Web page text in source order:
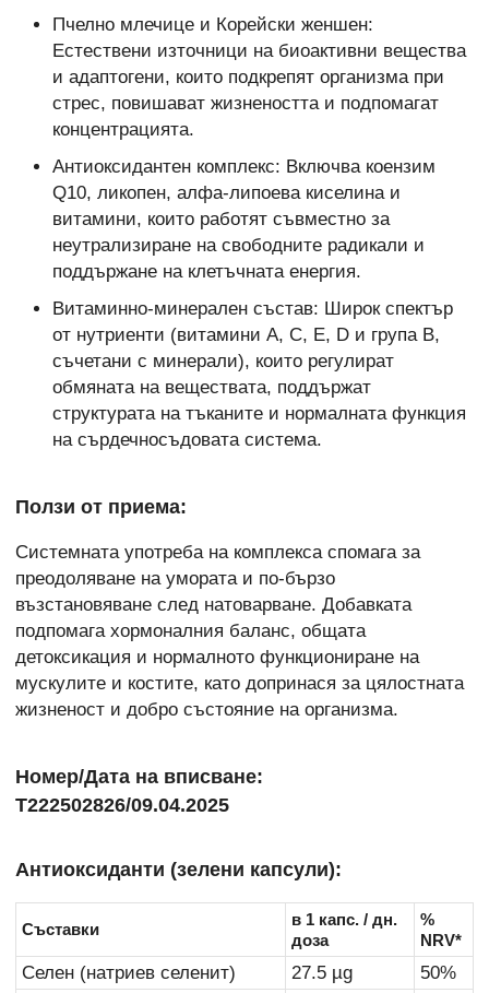
Пчелно млечице и Корейски женшен:
Естествени източници на биоактивни вещества
и адаптогени, които подкрепят организма при
стрес, повишават жизнеността и подпомагат
концентрацията.
Антиоксидантен комплекс: Включва коензим
Q10, ликопен, алфа-липоева киселина и
витамини, които работят съвместно за
неутрализиране на свободните радикали и
поддържане на клетъчната енергия.
Витаминно-минерален състав: Широк спектър
от нутриенти (витамини А, С, Е, D и група В,
съчетани с минерали), които регулират
обмяната на веществата, поддържат
структурата на тъканите и нормалната функция
на сърдечносъдовата система.
Ползи от приема:
Системната употреба на комплекса спомага за
преодоляване на умората и по-бързо
възстановяване след натоварване. Добавката
подпомага хормоналния баланс, общата
детоксикация и нормалното функциониране на
мускулите и костите, като допринася за цялостната
жизненост и добро състояние на организма.
Номер/Дата на вписване:
Т222502826/09.04.2025
Антиоксиданти (зелени капсули):
Съставки
в 1 капс. / дн.
доза
%
NRV*
Селен (натриев селенит) 27.5 µg 50%